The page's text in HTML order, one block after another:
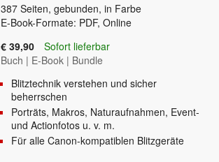
387 Seiten, gebunden, in Farbe
E-Book-Formate: PDF, Online
€ 39,90
Sofort lieferbar
Buch | E-Book | Bundle
Blitztechnik verstehen und sicher
beherrschen
Porträts, Makros, Naturaufnahmen, Event-
und Actionfotos u. v. m.
Für alle Canon-kompatiblen Blitzgeräte